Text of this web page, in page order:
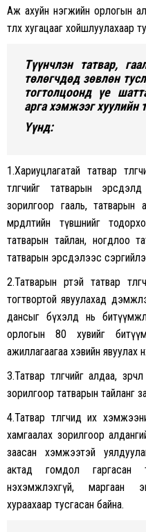
Аж ахуйн нэгжийн орлогын
төлөх хугацааг хойшлуулахаар
Түүнчлэн татвар,
төлөгчдөд зөвлөн
тогтолцоонд үе
арга хэмжээг хуулийн
Үүнд:
1.Хариуцлагатай татвар
төлөгчийг татварын
зорилгоор гааль, татварын
мөрдөлтийн түвшнийг
татварын тайлан, ногдлоо
татварын эрсдэлээс
2.Татварын өртэй татвар
тогтвортой явуулахад
дансыг бүхэлд нь
орлогын 80 хувийг
ажиллагаагаа хэвийн явуулах
3.Татвар төлөгчийг алдаа,
зорилгоор татварын тайланг
4.Татвар төлөгчид их
хамгаалах зорилгоор
заасан хэмжээтэй
актад гомдол гаргасан
нэхэмжлэхгүй, маргаан
хураахаар тусгасан байна.